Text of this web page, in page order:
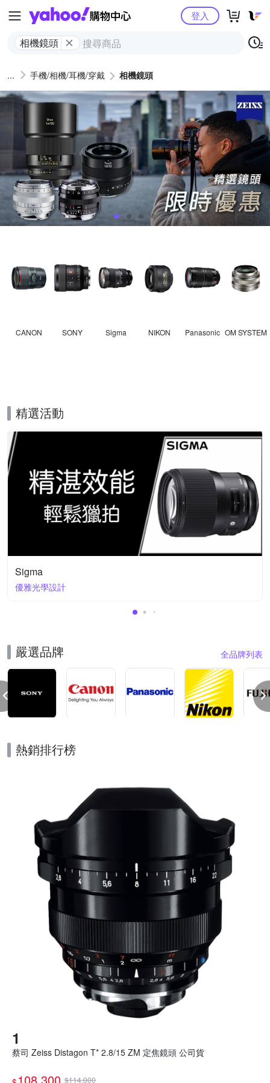
Yahoo購物中心
相機鏡頭
登入
手機/相機/耳機/穿戴 相機鏡頭
CANON SONY Sigma NIKON Panasonic OM SYSTEM
精選活動
Sigma
優雅光學設計
嚴選品牌 全品牌列表
熱銷排行榜
蔡司 Zeiss Distagon T* 2.8/15 ZM 定焦鏡頭 公司貨
$114,000